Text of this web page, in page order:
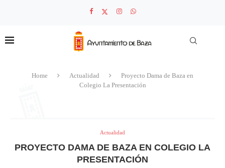
Home Actualidad
Proyecto Dama de Baza en
Colegio La Presentación
Actualidad
PROYECTO DAMA DE BAZA EN COLEGIO LA
PRESENTACIÓN